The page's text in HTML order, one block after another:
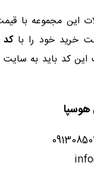
این مجموعه با
خرید خود را با
این کد باید به
هوسپا